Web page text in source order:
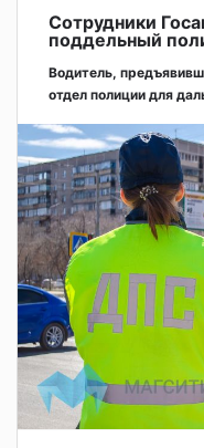
Сотрудники
поддельный
Водитель,
отдел полиции для